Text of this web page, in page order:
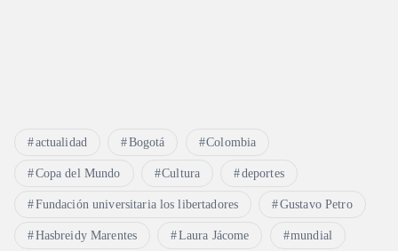
actualidad Bogotá Colombia
Copa del Mundo Cultura deportes
Fundación universitaria los libertadores Gustavo Petro
Hasbreidy Marentes Laura Jácome mundial